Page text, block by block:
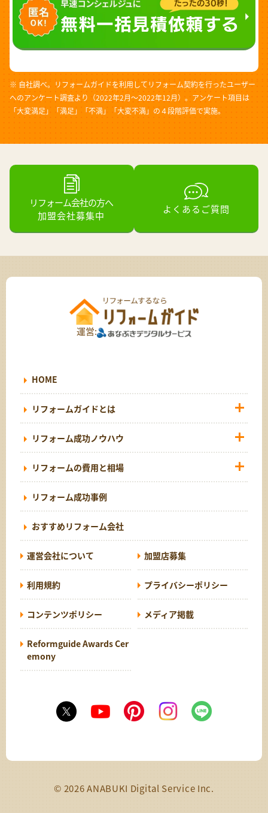
※ 自社調べ。リフォームガイドを利用してリフォーム契約を行ったユーザー
へのアンケート調査より（2022年2月～2022年12月）。アンケート項目は
「大変満足」「満足」「不満」「大変不満」の４段階評価で実施。
リフォーム会社の方へ
加盟会社募集中
よくあるご質問
運営:
HOME
リフォームガイドとは
リフォーム成功ノウハウ
リフォームの費用と相場
リフォーム成功事例
おすすめリフォーム会社
運営会社について 加盟店募集
利用規約 プライバシーポリシー
コンテンツポリシー メディア掲載
Reformguide Awards Cer
emony
© 2026 ANABUKI Digital Service Inc.